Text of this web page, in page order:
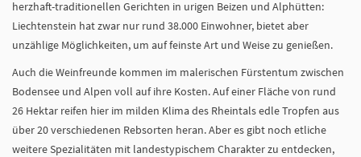
herzhaft-traditionellen Gerichten in urigen Beizen und Alphütten:
Liechtenstein hat zwar nur rund 38.000 Einwohner, bietet aber
unzählige Möglichkeiten, um auf feinste Art und Weise zu genießen.
Auch die Weinfreunde kommen im malerischen Fürstentum zwischen
Bodensee und Alpen voll auf ihre Kosten. Auf einer Fläche von rund
26 Hektar reifen hier im milden Klima des Rheintals edle Tropfen aus
über 20 verschiedenen Rebsorten heran. Aber es gibt noch etliche
weitere Spezialitäten mit landestypischem Charakter zu entdecken,